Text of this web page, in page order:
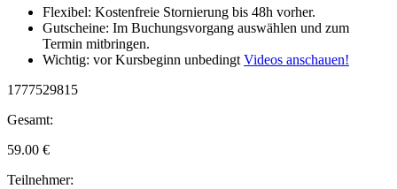
Flexibel: Kostenfreie Stornierung bis 48h vorher.
Gutscheine: Im Buchungsvorgang auswählen und zum
Termin mitbringen.
Wichtig: vor Kursbeginn unbedingt Videos anschauen!
1777529815
Gesamt:
59.00 €
Teilnehmer: